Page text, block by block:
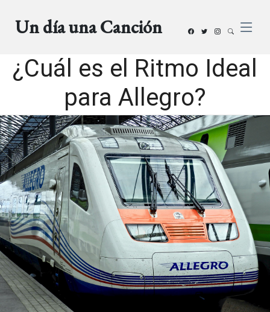
Un día una Canción
¿Cuál es el Ritmo Ideal
para Allegro?